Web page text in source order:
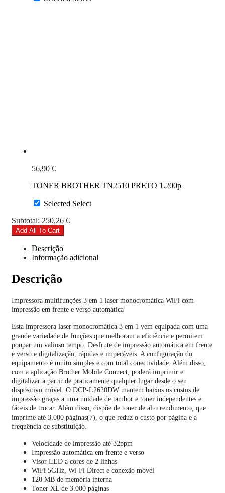
56,90 €
TONER BROTHER TN2510 PRETO 1.200p
Selected Select
Subtotal: 250,26 €
Add All To Cart
Descrição
Informação adicional
Descrição
Impressora multifunções 3 em 1 laser monocromática WiFi com
impressão em frente e verso automática
Esta impressora laser monocromática 3 em 1 vem equipada com uma
grande variedade de funções que melhoram a eficiência e permitem
poupar um valioso tempo. Desfrute de impressão automática em frente
e verso e digitalização, rápidas e impecáveis. A configuração do
equipamento é muito simples e com total conectividade. Além disso,
com a aplicação Brother Mobile Connect, poderá imprimir e
digitalizar a partir de praticamente qualquer lugar desde o seu
dispositivo móvel. O DCP-L2620DW mantem baixos os custos de
impressão graças a uma unidade de tambor e toner independentes e
fáceis de trocar. Além disso, dispõe de toner de alto rendimento, que
imprime até 3.000 páginas(7), o que reduz o custo por página e a
frequência de substituição.
Velocidade de impressão até 32ppm
Impressão automática em frente e verso
Visor LED a cores de 2 linhas
WiFi 5GHz, Wi-Fi Direct e conexão móvel
128 MB de memória interna
Toner XL de 3.000 páginas